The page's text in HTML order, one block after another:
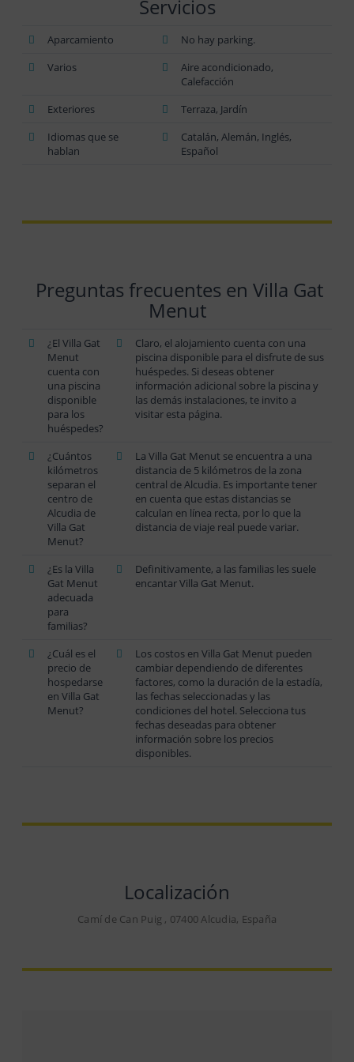
Servicios
Aparcamiento
No hay parking.
Varios
Aire acondicionado,
Calefacción
Exteriores
Terraza, Jardín
Idiomas que se
hablan
Catalán, Alemán, Inglés,
Español
Preguntas frecuentes en Villa Gat
Menut
¿El Villa Gat
Menut
cuenta con
una piscina
disponible
para los
huéspedes?
Claro, el alojamiento cuenta con una
piscina disponible para el disfrute de sus
huéspedes. Si deseas obtener
información adicional sobre la piscina y
las demás instalaciones, te invito a
visitar esta página.
¿Cuántos
kilómetros
separan el
centro de
Alcudia de
Villa Gat
Menut?
La Villa Gat Menut se encuentra a una
distancia de 5 kilómetros de la zona
central de Alcudia. Es importante tener
en cuenta que estas distancias se
calculan en línea recta, por lo que la
distancia de viaje real puede variar.
¿Es la Villa
Gat Menut
adecuada
para
familias?
Definitivamente, a las familias les suele
encantar Villa Gat Menut.
¿Cuál es el
precio de
hospedarse
en Villa Gat
Menut?
Los costos en Villa Gat Menut pueden
cambiar dependiendo de diferentes
factores, como la duración de la estadía,
las fechas seleccionadas y las
condiciones del hotel. Selecciona tus
fechas deseadas para obtener
información sobre los precios
disponibles.
Localización
Camí de Can Puig , 07400 Alcudia, España